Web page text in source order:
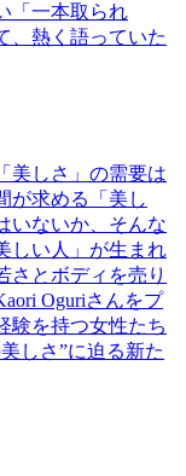
「一本取られ
、熱く語っていた
美しさ」の需要は
が求める「美し
いないか、そんな
しい人」が生まれ
さとボディを売り
Oguriさんをプ
験を持つ女性たち
しさ”に迫る新た